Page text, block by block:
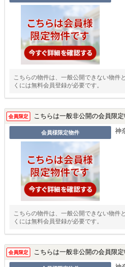
こちらの物件は、一般公開できない物件
くには無料会員登録が必要です。
会員限定 こちらは一般非公開の会員限定
会員様限定物件 神
こちらの物件は、一般公開できない物件
くには無料会員登録が必要です。
会員限定 こちらは一般非公開の会員限定